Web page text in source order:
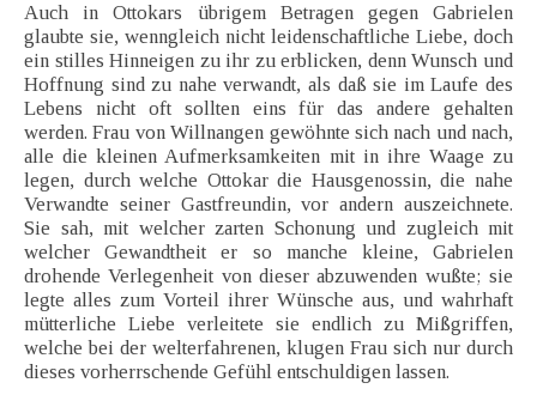
Auch in Ottokars übrigem Betragen gegen Gabrielen
glaubte sie, wenngleich nicht leidenschaftliche Liebe, doch
ein stilles Hinneigen zu ihr zu erblicken, denn Wunsch und
Hoffnung sind zu nahe verwandt, als daß sie im Laufe des
Lebens nicht oft sollten eins für das andere gehalten
werden. Frau von Willnangen gewöhnte sich nach und nach,
alle die kleinen Aufmerksamkeiten mit in ihre Waage zu
legen, durch welche Ottokar die Hausgenossin, die nahe
Verwandte seiner Gastfreundin, vor andern auszeichnete.
Sie sah, mit welcher zarten Schonung und zugleich mit
welcher Gewandtheit er so manche kleine, Gabrielen
drohende Verlegenheit von dieser abzuwenden wußte; sie
legte alles zum Vorteil ihrer Wünsche aus, und wahrhaft
mütterliche Liebe verleitete sie endlich zu Mißgriffen,
welche bei der welterfahrenen, klugen Frau sich nur durch
dieses vorherrschende Gefühl entschuldigen lassen.